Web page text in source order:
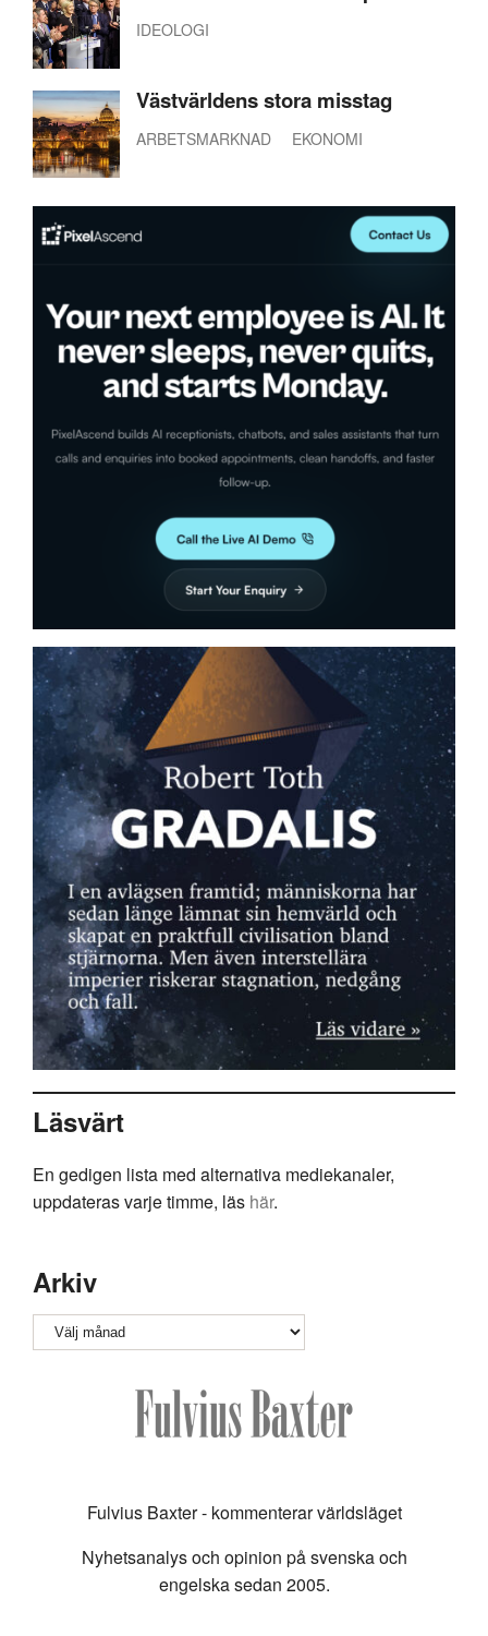
IDEOLOGI
Västvärldens stora misstag
ARBETSMARKNAD EKONOMI
Läsvärt
En gedigen lista med alternativa mediekanaler,
uppdateras varje timme, läs här.
Arkiv
Arkiv
Fulvius Baxter - kommenterar världsläget
Nyhetsanalys och opinion på svenska och
engelska sedan 2005.